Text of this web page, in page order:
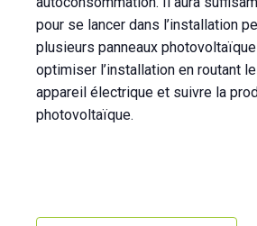
pour se lancer dans l’installation
plusieurs panneaux
optimiser l’installation en routant
appareil électrique et suivre la
photovoltaïque.